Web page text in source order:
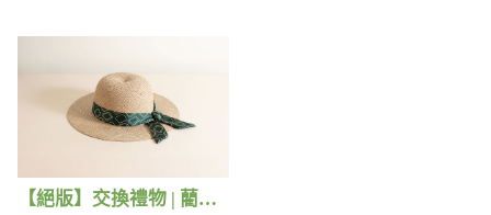
【絕版】交換禮物 | 藺子X好煩小姐